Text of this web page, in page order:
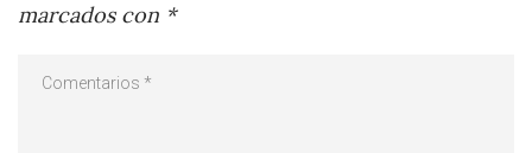
marcados con *